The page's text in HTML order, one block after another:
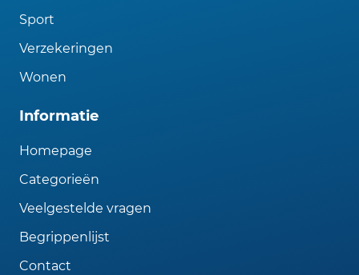
Sport
Verzekeringen
Wonen
Informatie
Homepage
Categorieën
Veelgestelde vragen
Begrippenlijst
Contact